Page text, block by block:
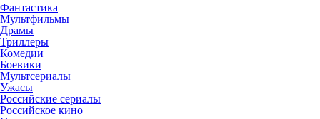
Фантастика
Мультфильмы
Драмы
Триллеры
Комедии
Боевики
Мультсериалы
Ужасы
Российские сериалы
Российское кино